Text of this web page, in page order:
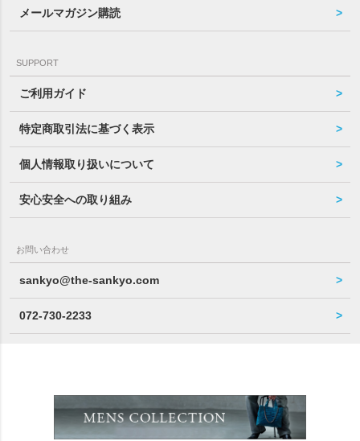
メールマガジン購読
SUPPORT
ご利用ガイド
特定商取引法に基づく表示
個人情報取り扱いについて
安心安全への取り組み
お問い合わせ
sankyo@the-sankyo.com
072-730-2233